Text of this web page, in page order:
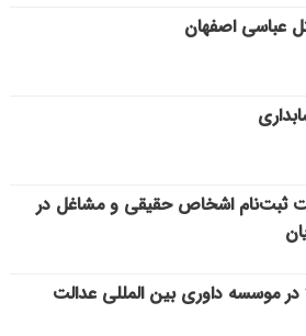
عباسی اصفهان
ثبت‌نام اشخاص حقیقی و مشاغل در
در موسسه داوری بین المللی عدالت